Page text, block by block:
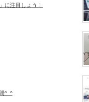
に注目しょう！
^_^